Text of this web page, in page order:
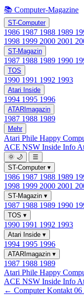
📚 Computer-Magazine
ST-Computer
1986 1987 1988 1989
1998 1999 2000 2001
ST-Magazin
1987 1988 1989 1990
TOS
1990 1991 1992 1993
Atari Inside
1994 1995 1996
ATARImagazin
1987 1988 1989
Mehr
Atari Phile Happy
ACE NSW Inside Info
🌞 🌙
☰
ST-Computer ▾
1986 1987 1988 1989
1998 1999 2000 2001
ST-Magazin ▾
1987 1988 1989 1990
TOS ▾
1990 1991 1992 1993
Atari Inside ▾
1994 1995 1996
ATARImagazin ▾
1987 1988 1989
Atari Phile Happy
ACE NSW Inside Info
← Computer Kontakt 06